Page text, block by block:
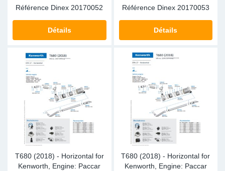
Référence Dinex 20170052
Détails
Référence Dinex 20170053
Détails
T680 (2018) - Horizontal for
Kenworth, Engine: Paccar
T680 (2018) - Horizontal for
Kenworth, Engine: Paccar